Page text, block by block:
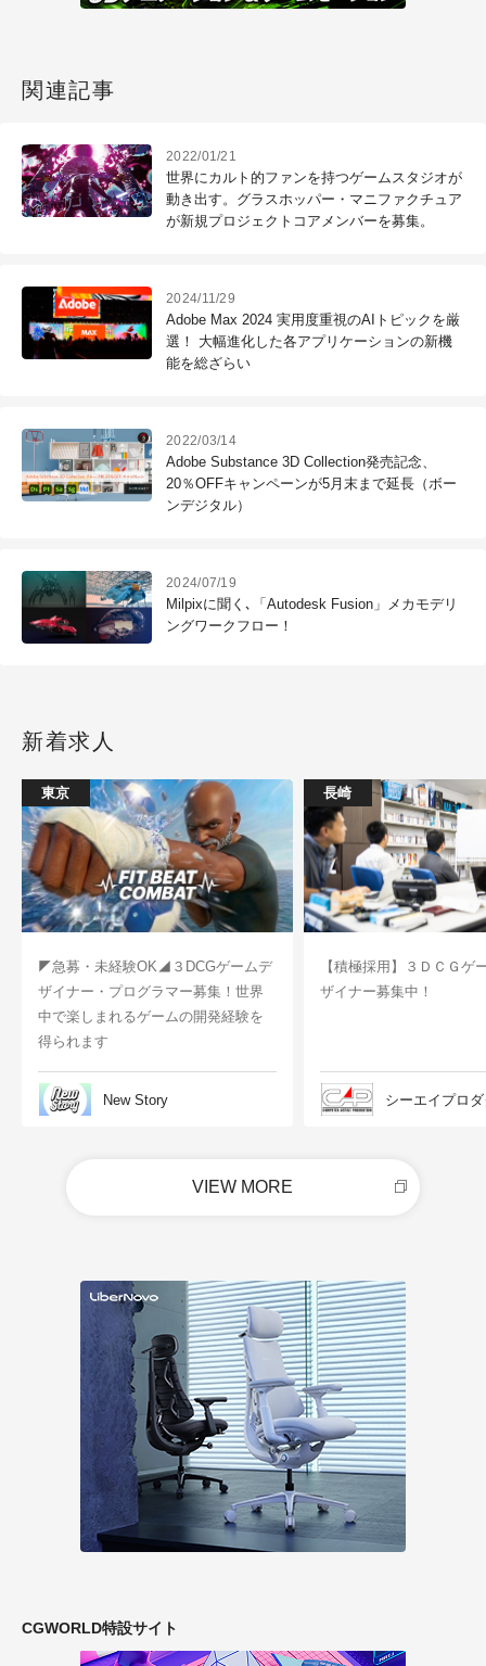
関連記事
2022/01/21
世界にカルト的ファンを持つゲームスタジオが
動き出す。グラスホッパー・マニファクチュア
が新規プロジェクトコアメンバーを募集。
2024/11/29
Adobe Max 2024 実用度重視のAIトピックを厳
選！ 大幅進化した各アプリケーションの新機
能を総ざらい
2022/03/14
Adobe Substance 3D Collection発売記念、
20％OFFキャンペーンが5月末まで延長（ボー
ンデジタル）
2024/07/19
Milpixに聞く､「Autodesk Fusion」メカモデリ
ングワークフロー！
新着求人
東京
◤急募・未経験OK◢３DCGゲームデ
ザイナー・プログラマー募集！世界
中で楽しまれるゲームの開発経験を
得られます
New Story
長崎
【積極採用】３ＤＣＧゲ
ザイナー募集中！
シーエイプロ
VIEW MORE
CGWORLD特設サイト